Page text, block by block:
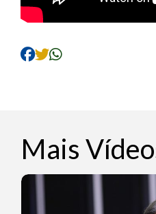
Mais